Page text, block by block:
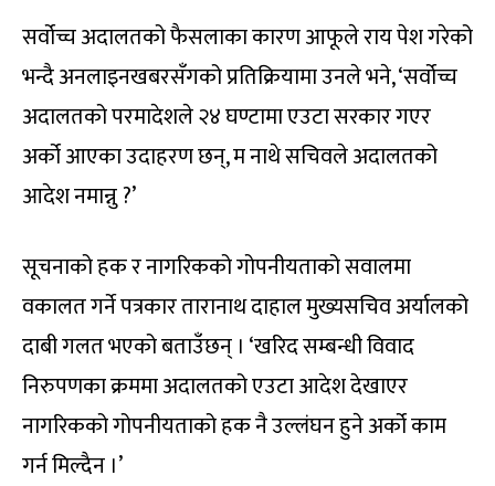
सर्वोच्च अदालतको फैसलाका कारण आफूले राय पेश गरेको
भन्दै अनलाइनखबरसँगको प्रतिक्रियामा उनले भने, ‘सर्वोच्च
अदालतको परमादेशले २४ घण्टामा एउटा सरकार गएर
अर्को आएका उदाहरण छन्, म नाथे सचिवले अदालतको
आदेश नमान्नु ?’
सूचनाको हक र नागरिकको गोपनीयताको सवालमा
वकालत गर्ने पत्रकार तारानाथ दाहाल मुख्यसचिव अर्यालको
दाबी गलत भएको बताउँछन् । ‘खरिद सम्बन्धी विवाद
निरुपणका क्रममा अदालतको एउटा आदेश देखाएर
नागरिकको गोपनीयताको हक नै उल्लंघन हुने अर्को काम
गर्न मिल्दैन ।’